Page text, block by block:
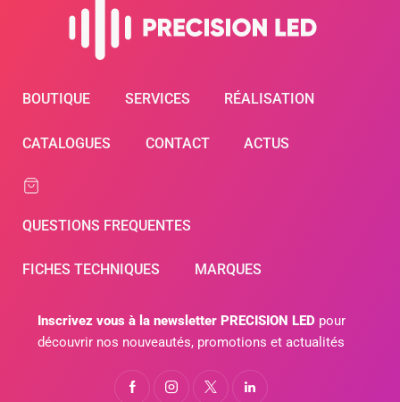
BOUTIQUE SERVICES RÉALISATION
CATALOGUES CONTACT ACTUS
QUESTIONS FREQUENTES
FICHES TECHNIQUES MARQUES
Inscrivez vous à la newsletter PRECISION LEDpour
découvrir nos nouveautés, promotions et actualités